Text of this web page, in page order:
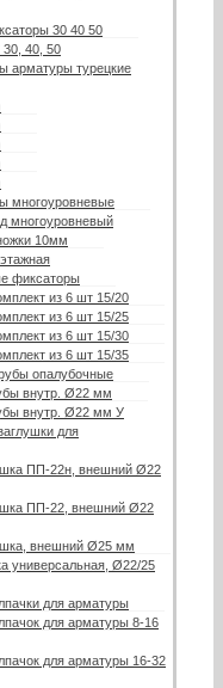
30 40 50
40, 50
арматуры турецкие
многоуровневые
многоуровневый
10мм
фиксаторы
из 6 шт 15/20
из 6 шт 15/25
из 6 шт 15/30
из 6 шт 15/35
опалубочные
внутр. Ø22 мм
внутр. Ø22 мм У
для
ПП-22н, внешний Ø22
ПП-22, внешний Ø22
внешний Ø25 мм
универсальная, Ø22/25
для арматуры
для арматуры 8-16
для арматуры 16-32